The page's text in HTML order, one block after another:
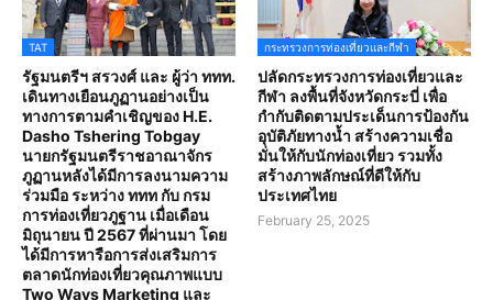
TAT
รัฐมนตรีฯ สรวงศ์ และ ผู้ว่า ททท.
เดินทางเยือนภูฏานอย่างเป็น
ทางการตามคำเชิญของ H.E.
Dasho Tshering Tobgay
นายกรัฐมนตรีราชอาณาจักร
ภูฏานหลังได้มีการลงนามความ
ร่วมมือ ระหว่าง ททท กับ กรม
การท่องเที่ยวภูฐาน เมื่อเดือน
มิถุนายน ปี 2567 ที่ผ่านมา โดย
ได้มีการหารือการส่งเสริมการ
ตลาดนักท่องเที่ยวคุณภาพแบบ
Two Ways Marketing และ
กระทรวงการท่องเที่ยวและกีฬา
ปลัดกระทรวงการท่องเที่ยวและ
กีฬา ลงพื้นที่จังหวัดกระบี่ เพื่อ
กำกับติดตามประเด็นการป้องกัน
อุบัติภัยทางน้ำ สร้างความเชื่อ
มั่นให้กับนักท่องเที่ยว รวมทั้ง
สร้างภาพลักษณ์ที่ดีให้กับ
ประเทศไทย
February 25, 2025